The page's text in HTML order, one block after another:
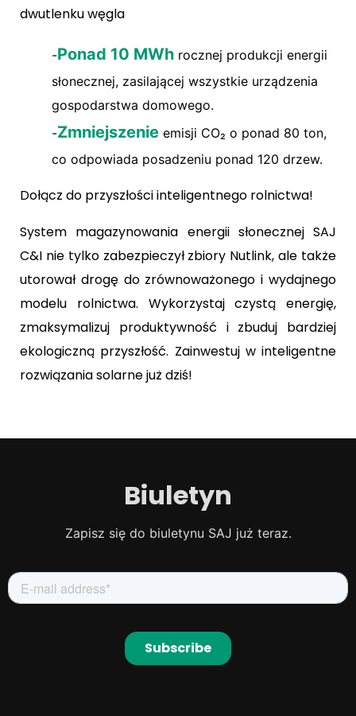
dwutlenku węgla
-Ponad 10 MWh rocznej produkcji energii
słonecznej, zasilającej wszystkie urządzenia
gospodarstwa domowego.
-Zmniejszenie emisji CO₂ o ponad 80 ton,
co odpowiada posadzeniu ponad 120 drzew.
Dołącz do przyszłości inteligentnego rolnictwa!
System magazynowania energii słonecznej SAJ
C&I nie tylko zabezpieczył zbiory Nutlink, ale także
utorował drogę do zrównoważonego i wydajnego
modelu rolnictwa. Wykorzystaj czystą energię,
zmaksymalizuj produktywność i zbuduj bardziej
ekologiczną przyszłość. Zainwestuj w inteligentne
rozwiązania solarne już dziś!
Biuletyn
Zapisz się do biuletynu SAJ już teraz.